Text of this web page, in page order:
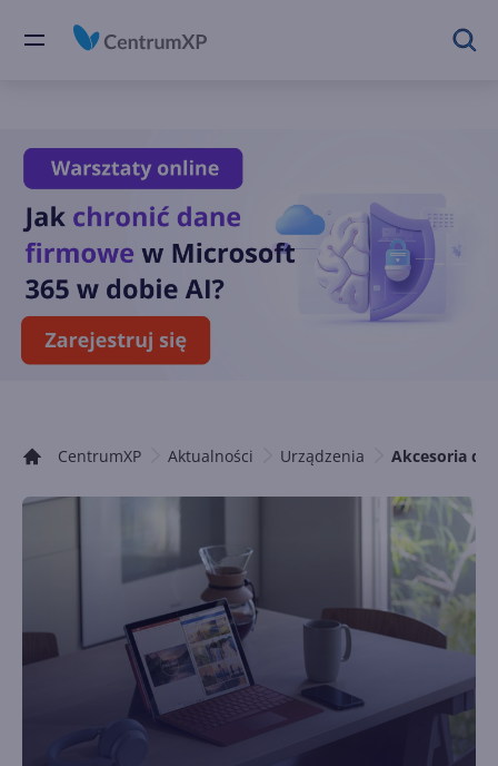
CentrumXP Aktualności Urządzenia Akcesoria